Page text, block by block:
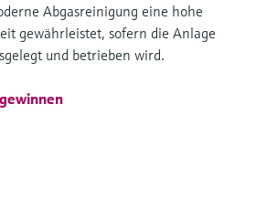
Abgasreinigung eine hohe
gewährleistet, sofern die Anlage
und betrieben wird.